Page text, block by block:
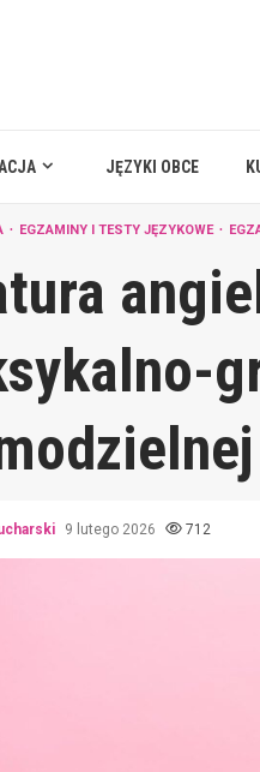
JĘZYKI OBCE
EGZAMINY I TESTY JĘZYKOWE
9 lutego 2026 712